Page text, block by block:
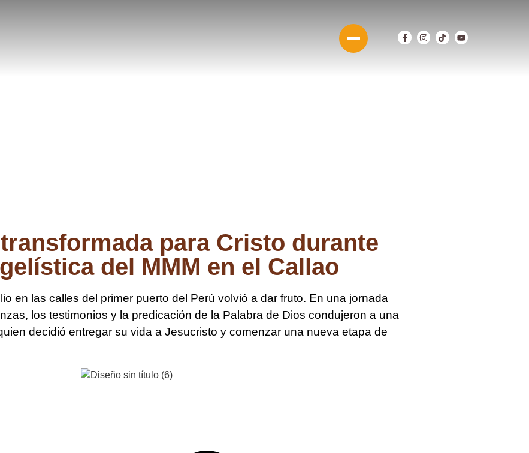
para Cristo durante
del MMM en el Callao
en las calles del primer puerto del Perú volvió a dar fruto. En una jornada
los testimonios y la predicación de la Palabra de Dios condujeron a una
decidió entregar su vida a Jesucristo y comenzar una nueva etapa de